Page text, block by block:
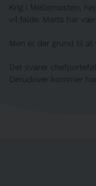
Krig i Mellemøsten,
vil falde. Marts har
Men er der grund til
Det svarer
Derudover kommer